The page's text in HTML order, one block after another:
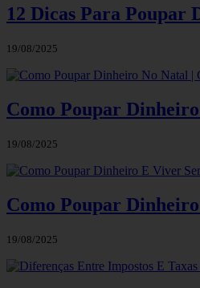
12 Dicas Para Poupar
19/08/2025
Como Poupar
19/08/2025
Como Poupar
19/08/2025